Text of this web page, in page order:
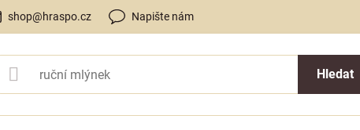
shop@hraspo.cz Napište nám
Hledat